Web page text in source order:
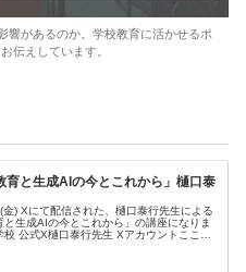
響があるのか。学校教育に活かせるポ
伝えしています。
育と生成AIの今とこれから」樋口泰
) Xにて配信された、樋口泰行先生による
と生成AIの今とこれから」の講座になりま
校 公式X樋口泰行先生 Xアカウントここ数